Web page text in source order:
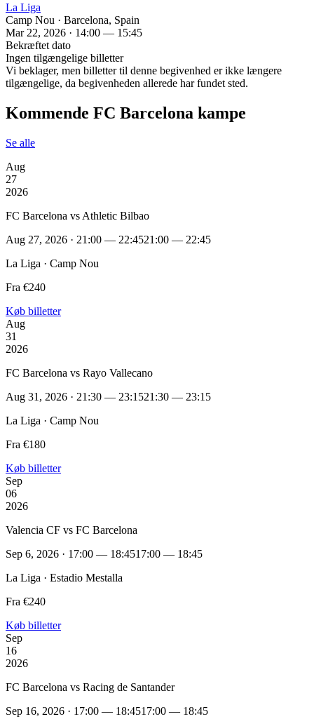
La Liga
Camp Nou · Barcelona, Spain
Mar 22, 2026 · 14:00 — 15:45
Bekræftet dato
Ingen tilgængelige billetter
Vi beklager, men billetter til denne begivenhed er ikke længere
tilgængelige, da begivenheden allerede har fundet sted.
Kommende FC Barcelona kampe
Se alle
Aug
27
2026
FC Barcelona vs Athletic Bilbao
Aug 27, 2026 · 21:00 — 22:4521:00 — 22:45
La Liga · Camp Nou
Fra €240
Køb billetter
Aug
31
2026
FC Barcelona vs Rayo Vallecano
Aug 31, 2026 · 21:30 — 23:1521:30 — 23:15
La Liga · Camp Nou
Fra €180
Køb billetter
Sep
06
2026
Valencia CF vs FC Barcelona
Sep 6, 2026 · 17:00 — 18:4517:00 — 18:45
La Liga · Estadio Mestalla
Fra €240
Køb billetter
Sep
16
2026
FC Barcelona vs Racing de Santander
Sep 16, 2026 · 17:00 — 18:4517:00 — 18:45